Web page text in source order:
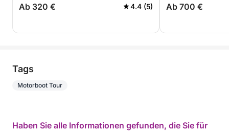
Ab 320 € 4.4 (5) Ab 700 €
Tags
Motorboot Tour
Haben Sie alle Informationen gefunden, die Sie für